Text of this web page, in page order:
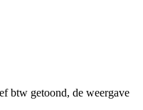
btw getoond, de weergave